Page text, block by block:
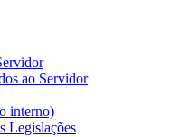
ao Servidor
interno)
Legislações